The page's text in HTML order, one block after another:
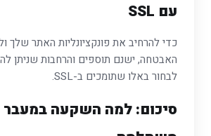
עם SSL
כדי להרחיב את פונקציונליות האתר שלך
האבטחה, ישנם תוספים והרחבות שניתן
לבחור באלו שתומכים ב-SSL.